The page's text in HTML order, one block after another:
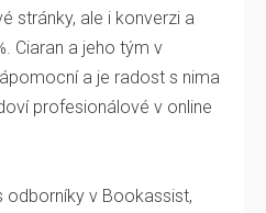
stránky, ale i konverzi a
Ciaran a jeho tým v
a je radost s nima
profesionálové v online
odborníky v Bookassist,